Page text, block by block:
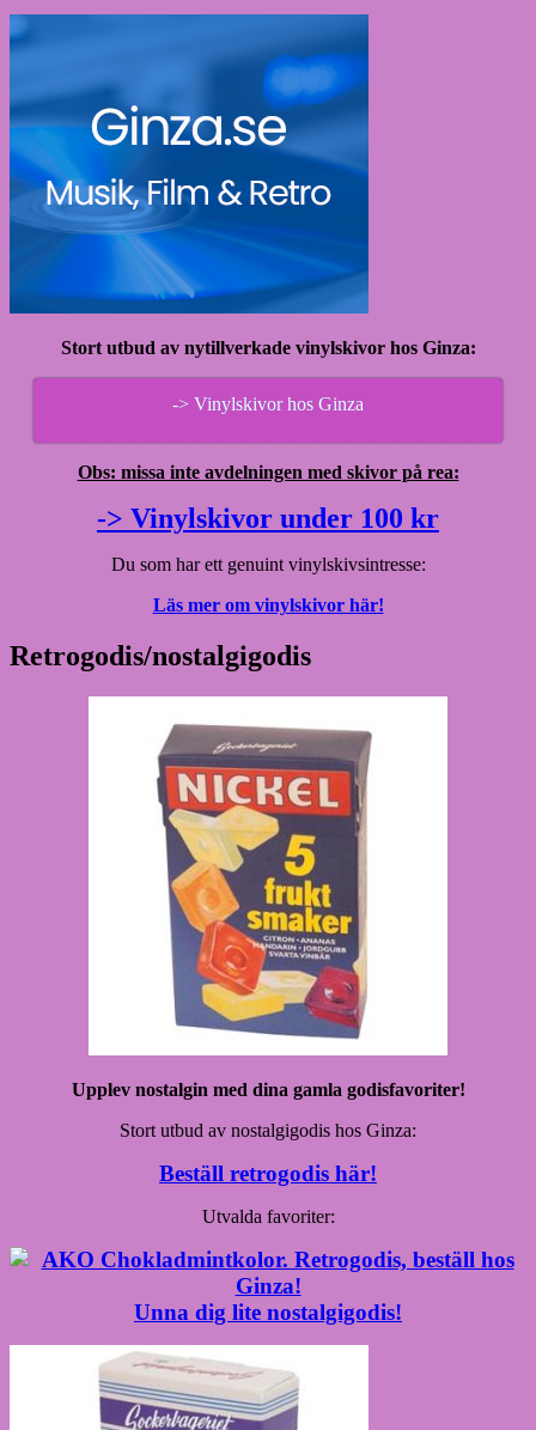
Stort utbud av nytillverkade vinylskivor hos Ginza:
-> Vinylskivor hos Ginza
Obs: missa inte avdelningen med skivor på rea:
-> Vinylskivor under 100 kr
Du som har ett genuint vinylskivsintresse:
Läs mer om vinylskivor här!
Retrogodis/nostalgigodis
Upplev nostalgin med dina gamla godisfavoriter!
Stort utbud av nostalgigodis hos Ginza:
Beställ retrogodis här!
Utvalda favoriter:
Unna dig lite nostalgigodis!